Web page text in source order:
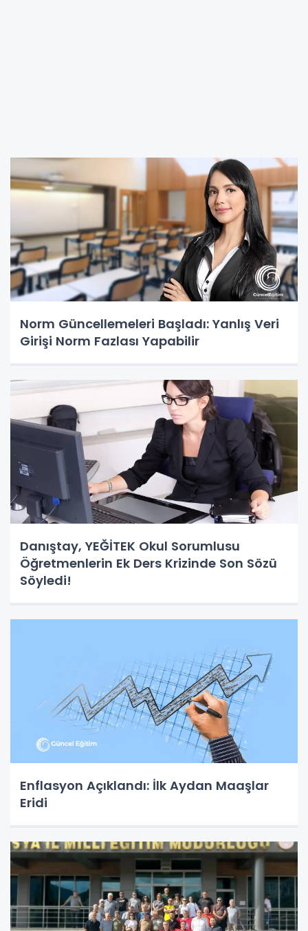
Norm Güncellemeleri Başladı: Yanlış Veri
Girişi Norm Fazlası Yapabilir
Danıştay, YEĞİTEK Okul Sorumlusu
Öğretmenlerin Ek Ders Krizinde Son Sözü
Söyledi!
Enflasyon Açıklandı: İlk Aydan Maaşlar
Eridi